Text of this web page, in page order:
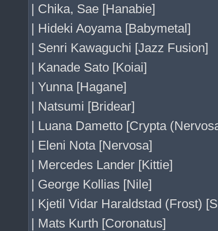
| Chika, Sae [Hanabie]
| Hideki Aoyama [Babymetal]
| Senri Kawaguchi [Jazz Fusion]
| Kanade Sato [Koiai]
| Yunna [Hagane]
| Natsumi [Bridear]
| Luana Dametto [Crypta
| Eleni Nota [Nervosa]
| Mercedes Lander [Kittie]
| George Kollias [Nile]
| Kjetil Vidar Haraldstad (Frost)
| Mats Kurth [Coronatus]